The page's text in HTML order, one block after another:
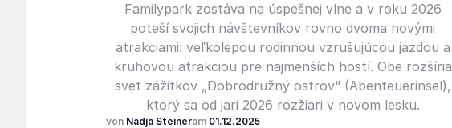
Familypark zostáva na úspešnej vlne a v roku 2026
poteší svojich návštevníkov rovno dvoma novými
atrakciami: veľkolepou rodinnou vzrušujúcou jazdou a
kruhovou atrakciou pre najmenších hostí. Obe rozšíria
svet zážitkov „Dobrodružný ostrov“ (Abenteuerinsel),
ktorý sa od jari 2026 rozžiari v novom lesku.
Nadja Steiner 01.12.2025